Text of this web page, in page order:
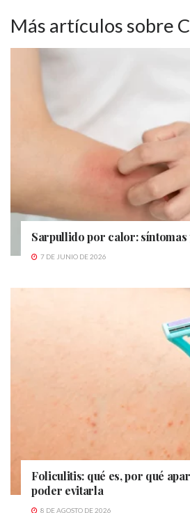
Más artículos sobre
Sarpullido por calor: síntomas
7 DE JUNIO DE 2026
Foliculitis: qué es, por qué
poder evitarla
8 DE AGOSTO DE 2026